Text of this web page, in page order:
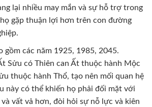
lại nhiều may mắn và sự hỗ trợ trong
gặp thuận lợi hơn trên con đường
gồm các năm 1925, 1985, 2045.
Sửu có Thiên can Ất thuộc hành Mộc
thuộc hành Thổ, tạo nên mối quan hệ
này có thể khiến họ phải đối mặt với
vất vả hơn, đòi hỏi sự nỗ lực và kiên